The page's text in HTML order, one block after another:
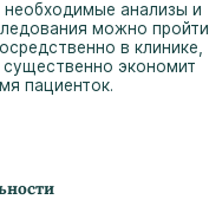
необходимые анализы и
можно пройти
в клинике,
существенно экономит
пациенток.